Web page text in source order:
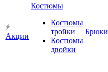
Акции
Костюмы
Костюмы
тройки
Костюмы
двойки
Брюки